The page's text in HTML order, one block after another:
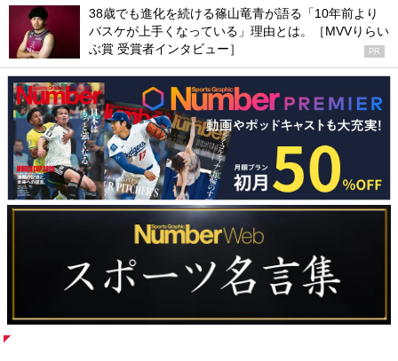
38歳でも進化を続ける篠山竜青が語る「10年前より
バスケが上手くなっている」理由とは。［MVVりらい
ぶ賞 受賞者インタビュー］
PR